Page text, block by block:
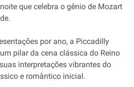
que celebra o gênio de Mozart
por ano, a Piccadilly
pilar da cena clássica do Reino
interpretações vibrantes do
e romântico inicial.